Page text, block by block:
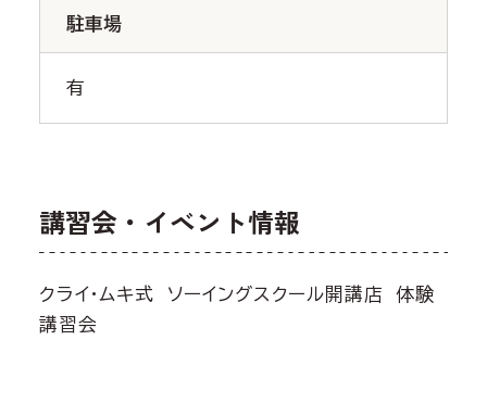
駐車場
有
講習会・イベント情報
クライ・ムキ式 ソーイングスクール開講店 体験
講習会